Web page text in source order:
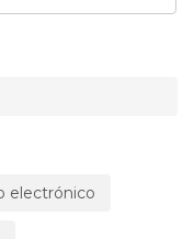
electrónico